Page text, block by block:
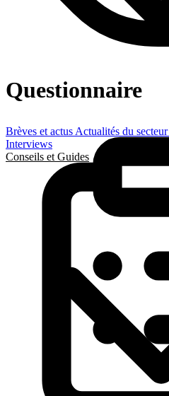
Brèves et actus Actualités du secteur
Interviews
Conseils et Guides
Questionnaire